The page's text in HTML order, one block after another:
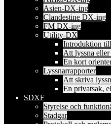
Asien-DX-ing
Clandestine DX-ing
FM DX-ing
Utility-DX
Introduktion
Att lyssna
En kort
Lyssnarrapporter
Att skriva
En privatsak,
SDXF
Styrelse och
Stadgar